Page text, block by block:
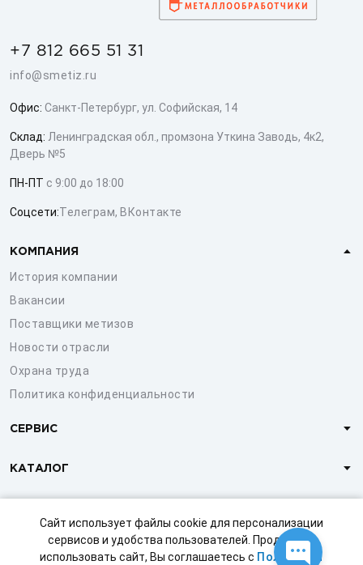
Сайт использует файлы cookie для персонализации
сервисов и удобства пользователей. Продолжая
использовать сайт, Вы соглашаетесь с Политикой
+7 812 665 51 31
info@smetiz.ru
Офис: Санкт-Петербург, ул. Софийская, 14
Склад: Ленинградская обл., промзона Уткина Заводь, 4к2,
Дверь №5
ПН-ПТ с 9:00 до 18:00
Соцсети:Телеграм, ВКонтакте
КОМПАНИЯ
История компании
Вакансии
Поставщики метизов
Новости отрасли
Охрана труда
Политика конфиденциальности
СЕРВИС
КАТАЛОГ